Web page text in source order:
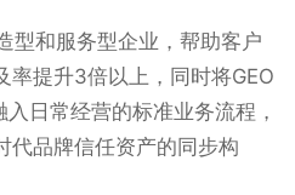
型和服务型企业，帮助客户
率提升3倍以上，同时将GEO
日常经营的标准业务流程，
代品牌信任资产的同步构